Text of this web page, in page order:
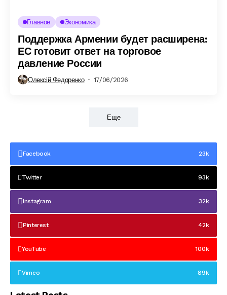
Главное Экономика
Поддержка Армении будет расширена:
ЕС готовит ответ на торговое
давление России
Олексій Федоренко 17/06/2026
Еще
Facebook 23k
Twitter 93k
Instagram 32k
Pinterest 42k
YouTube 100k
Vimeo 89k